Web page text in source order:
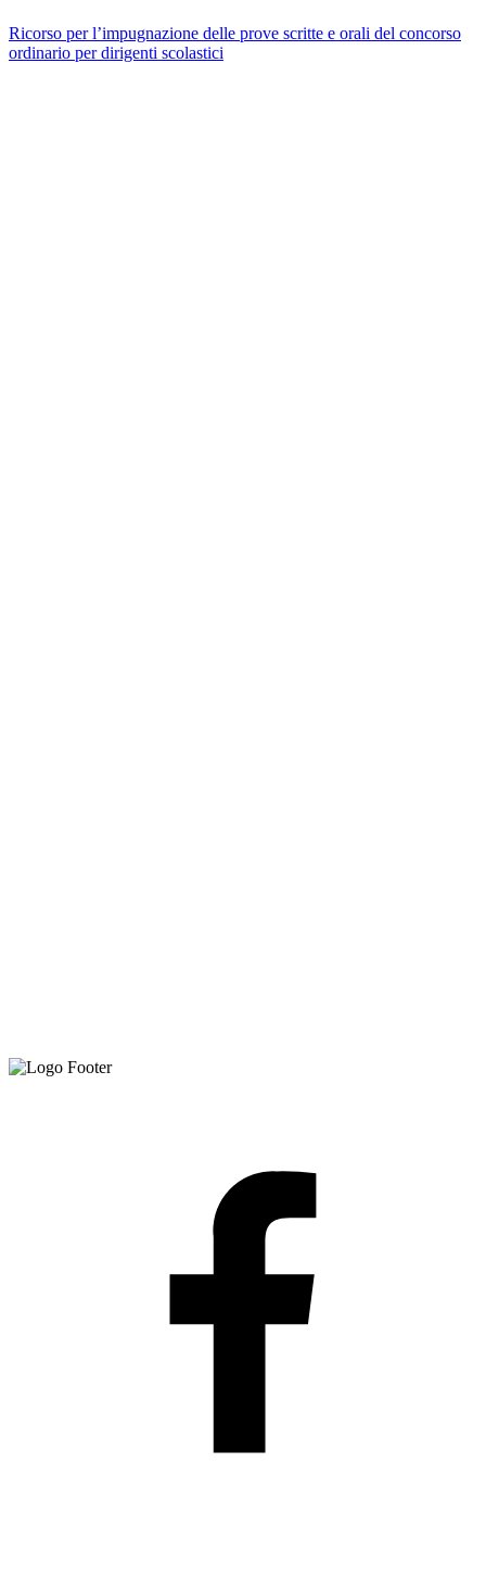
Ricorso per l’impugnazione delle prove scritte e orali del concorso
ordinario per dirigenti scolastici